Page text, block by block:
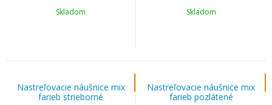
Skladom Skladom
Nastreľovacie náušnice mix
farieb strieborné
Nastreľovacie náušnice mix
farieb pozlátené